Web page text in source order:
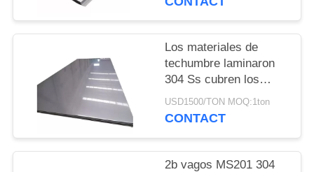
PRIVACY
POLICY
Los materiales de
techumbre laminaron
304 Ss cubren los
vagos 2b/acabaron
brillante pulido
USD1500/TON MOQ:1ton
CONTACT
2b vagos MS201 304